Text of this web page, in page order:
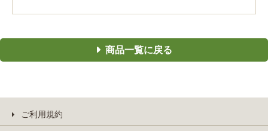
商品一覧に戻る
ご利用規約